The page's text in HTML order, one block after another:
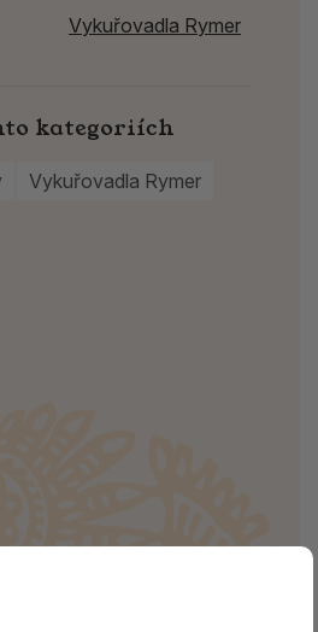
Vykuřovadla Rymer
kategoriích
Vykuřovadla Rymer